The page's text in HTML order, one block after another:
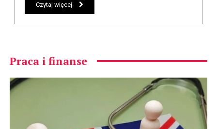
Czytaj więcej
Praca i finanse